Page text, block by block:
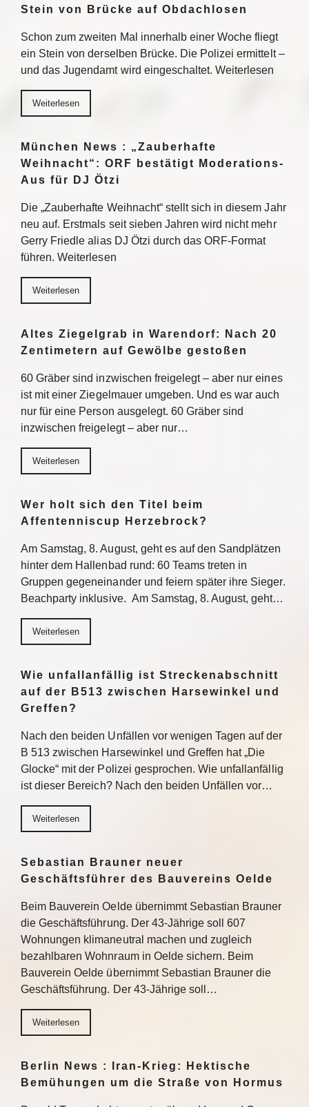
Stein von Brücke auf Obdachlosen
Schon zum zweiten Mal innerhalb einer Woche fliegt
ein Stein von derselben Brücke. Die Polizei ermittelt –
und das Jugendamt wird eingeschaltet. Weiterlesen
Weiterlesen
München News : „Zauberhafte
Weihnacht“: ORF bestätigt Moderations-
Aus für DJ Ötzi
Die „Zauberhafte Weihnacht“ stellt sich in diesem Jahr
neu auf. Erstmals seit sieben Jahren wird nicht mehr
Gerry Friedle alias DJ Ötzi durch das ORF-Format
führen. Weiterlesen
Weiterlesen
Altes Ziegelgrab in Warendorf: Nach 20
Zentimetern auf Gewölbe gestoßen
60 Gräber sind inzwischen freigelegt – aber nur eines
ist mit einer Ziegelmauer umgeben. Und es war auch
nur für eine Person ausgelegt. 60 Gräber sind
inzwischen freigelegt – aber nur…
Weiterlesen
Wer holt sich den Titel beim
Affentenniscup Herzebrock?
Am Samstag, 8. August, geht es auf den Sandplätzen
hinter dem Hallenbad rund: 60 Teams treten in
Gruppen gegeneinander und feiern später ihre Sieger.
Beachparty inklusive. Am Samstag, 8. August, geht…
Weiterlesen
Wie unfallanfällig ist Streckenabschnitt
auf der B513 zwischen Harsewinkel und
Greffen?
Nach den beiden Unfällen vor wenigen Tagen auf der
B 513 zwischen Harsewinkel und Greffen hat „Die
Glocke“ mit der Polizei gesprochen. Wie unfallanfällig
ist dieser Bereich? Nach den beiden Unfällen vor…
Weiterlesen
Sebastian Brauner neuer
Geschäftsführer des Bauvereins Oelde
Beim Bauverein Oelde übernimmt Sebastian Brauner
die Geschäftsführung. Der 43-Jährige soll 607
Wohnungen klimaneutral machen und zugleich
bezahlbaren Wohnraum in Oelde sichern. Beim
Bauverein Oelde übernimmt Sebastian Brauner die
Geschäftsführung. Der 43-Jährige soll…
Weiterlesen
Berlin News : Iran-Krieg: Hektische
Bemühungen um die Straße von Hormus